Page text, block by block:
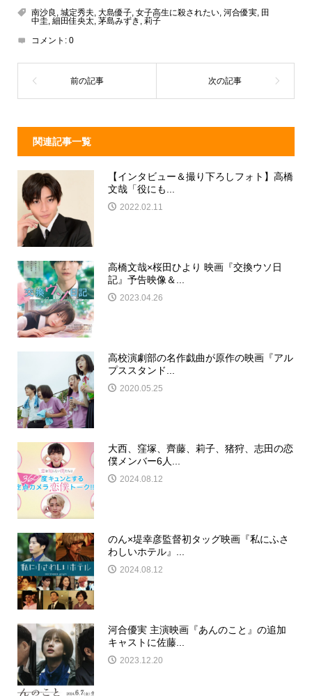
a
d
s
n
e
o
k
南沙良 , 城定秀夫, 大島優子, 女子高生に殺されたい, 河合優実, 田
中圭, 細田佳央太, 茅島みずき , 莉子
コメント: 0
関連記事一覧
【インタビュー＆撮り下ろしフォト】高橋
文哉「役にも...
2022.02.11
高橋文哉×桜田ひより 映画『交換ウソ日
記』予告映像＆...
2023.04.26
高校演劇部の名作戯曲が原作の映画『アル
プススタンド...
2020.05.25
大西、窪塚、齊藤、莉子、猪狩、志田の恋
僕メンバー6人...
2024.08.12
のん×堤幸彦監督初タッグ映画『私にふさ
わしいホテル』...
2024.08.12
河合優実 主演映画『あんのこと』の追加
キャストに佐藤...
2023.12.20